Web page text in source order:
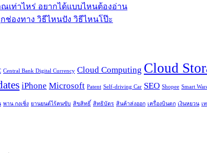
เท่าไหร่ อยากได้แบบไหนต้องอ่าน
ช่องทาง วิธีไหนปัง วิธีไหนโป๊ะ
Central Bank Digital Currency Cloud Computing Cloud
iPhone Microsoft Patent Self-driving Car SEO Shopee Smart
พาน กงเซิ่ง ยานยนต์ไร้คนขับ สิขสิทธิ์ สิทธิบัตร สินค้าส่งออก เครื่องบินตก เงินหยวน เ